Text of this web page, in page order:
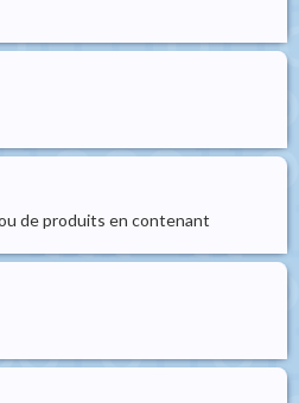
de produits en contenant